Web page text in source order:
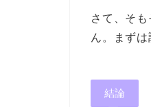
さて、そ
ん。まずは
結論